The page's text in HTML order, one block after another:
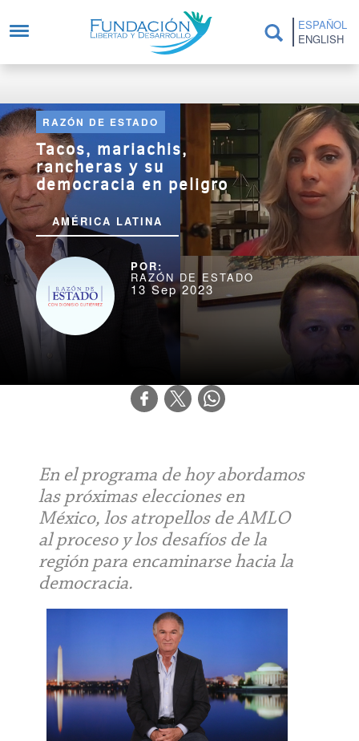
ESPAÑOL
ENGLISH
RAZÓN DE ESTADO
Tacos, mariachis,
rancheras y su
democracia en peligro
AMÉRICA LATINA
RAZÓN DE ESTADO
13 Sep 2023
En el programa de hoy abordamos
las próximas elecciones en
México, los atropellos de AMLO
al proceso y los desafíos de la
región para encaminarse hacia la
democracia.